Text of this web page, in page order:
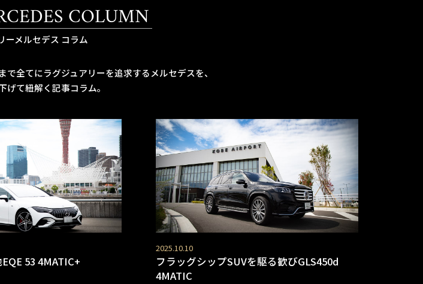
COLUMN
ーメルセデス コラム
全てにラグジュアリーを追求するメルセデスを、
げて紐解く記事コラム。
53 4MATIC+
2025.10.10
フラッグシップSUVを駆る歓びGLS450d
4MATIC